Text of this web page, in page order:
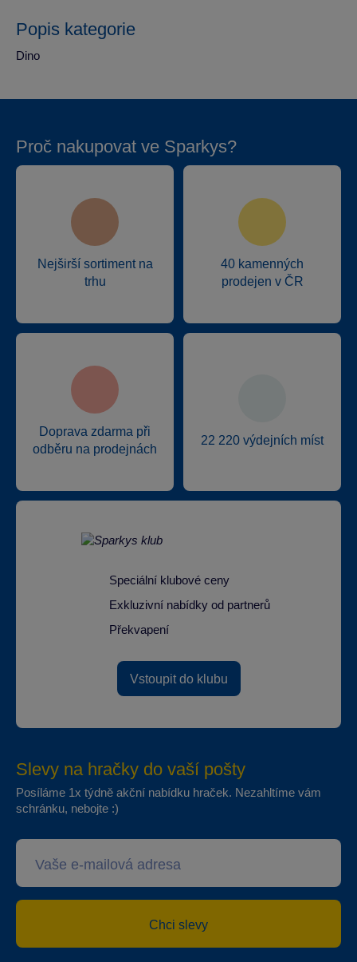
Popis kategorie
Dino
Proč nakupovat ve Sparkys?
Nejširší sortiment na
trhu
40 kamenných
prodejen v ČR
Doprava zdarma při
odběru na prodejnách
22 220 výdejních míst
Speciální klubové ceny
Exkluzivní nabídky od partnerů
Překvapení
Vstoupit do klubu
Slevy na hračky do vaší pošty
Posíláme 1x týdně akční nabídku hraček. Nezahltíme vám
schránku, nebojte :)
Chci slevy